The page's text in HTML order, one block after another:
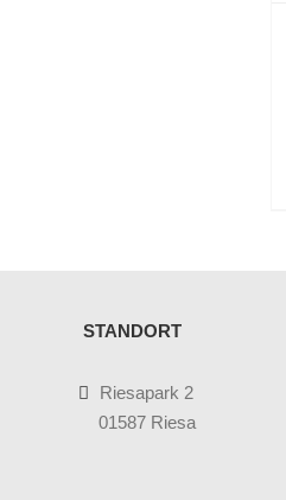
STANDORT
Riesapark 2
01587 Riesa